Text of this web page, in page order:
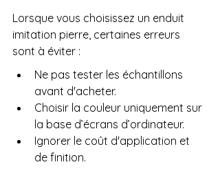
Lorsque vous choisissez un enduit
imitation pierre, certaines erreurs
sont à éviter :
Ne pas tester les échantillons
avant d'acheter.
Choisir la couleur uniquement sur
la base d’écrans d’ordinateur.
Ignorer le coût d'application et
de finition.